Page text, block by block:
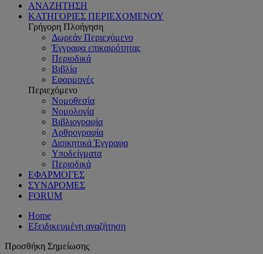
ΑΝΑΖΗΤΗΣΗ
ΚΑΤΗΓΟΡΙΕΣ ΠΕΡΙΕΧΟΜΕΝΟΥ
Γρήγορη Πλοήγηση
Δωρεάν Περιεχόμενο
Έγγραφα επικαιρότητας
Περιοδικά
Βιβλία
Εφαρμογές
Περιεχόμενο
Νομοθεσία
Νομολογία
Βιβλιογραφία
Αρθρογραφία
Διοικητικά Έγγραφα
Υποδείγματα
Περιοδικά
ΕΦΑΡΜΟΓΕΣ
ΣΥΝΔΡΟΜΕΣ
FORUM
Home
Εξειδικευμένη αναζήτηση
Προσθήκη Σημείωσης